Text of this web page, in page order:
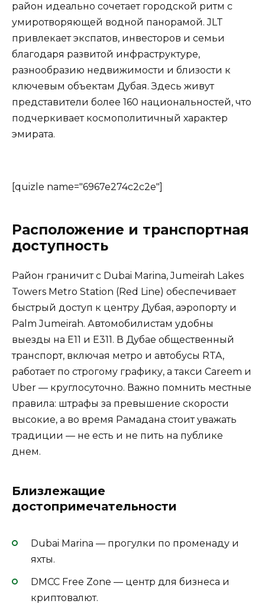
район идеально сочетает городской ритм с
умиротворяющей водной панорамой. JLT
привлекает экспатов, инвесторов и семьи
благодаря развитой инфраструктуре,
разнообразию недвижимости и близости к
ключевым объектам Дубая. Здесь живут
представители более 160 национальностей, что
подчеркивает космополитичный характер
эмирата.
[quizle name="6967e274c2c2e"]
Расположение и транспортная
доступность
Район граничит с Dubai Marina, Jumeirah Lakes
Towers Metro Station (Red Line) обеспечивает
быстрый доступ к центру Дубая, аэропорту и
Palm Jumeirah. Автомобилистам удобны
выезды на E11 и E311. В Дубае общественный
транспорт, включая метро и автобусы RTA,
работает по строгому графику, а такси Careem и
Uber — круглосуточно. Важно помнить местные
правила: штрафы за превышение скорости
высокие, а во время Рамадана стоит уважать
традиции — не есть и не пить на публике
днем.
Близлежащие
достопримечательности
Dubai Marina — прогулки по променаду и
яхты.
DMCC Free Zone — центр для бизнеса и
криптовалют.